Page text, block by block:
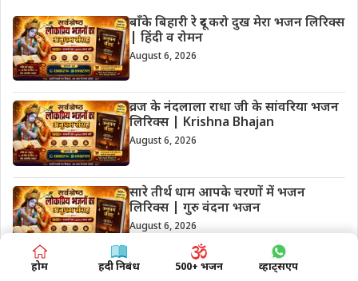
बाँके बिहारी रे दूर करो दुख मेरा भजन लिरिक्स
| हिंदी व रोमन
August 6, 2026
व्रज के नंदलाला राधा जी के सांवरिया भजन
लिरिक्स | Krishna Bhajan
August 6, 2026
सारे तीर्थ धाम आपके चरणों में भजन
लिरिक्स | गुरु वंदना भजन
August 6, 2026
होम हिंदी निबंध 500+ भजन व्हाट्सएप